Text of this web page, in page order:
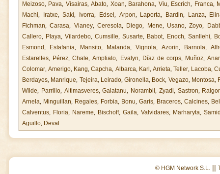
Meizoso, Pava, Visairas,Abato, Xoan, Barahona, Viu, Escrich, Franca,
Machi, Iratxe,Saki, Ivorra, Edsel , Arpon, Laporta, Bardin, Lanza,
Fichman,Carasa, Vianey,Ceresola, Diego, Mene, Usano,Zoyo,
Callero, Playa,Vilardebo,Cumsille,Susarte, Babot, Enoch, Sanllehi,
Esmond, Estafania, Mansito, Malanda, Vignola, Azorin, Barnola,
Estarelles, Pérez,Chale,Ampliato, Evalyn, Díaz de corps, Muñoz,
Colomar,Amerigo, Kang,Capcha, Albarca, Karl , Arrieta,Teller, Lacoba,
Berdayes, Manrique, Tejeira, Leirado, Gironella, Bock, Vegazo, Montosa,
Wilde, Parrillo, Altimasveres,Galatanu, Norambil , Zyadi, Sastron,
Arnela, Minguillan, Regales, Forbia, Bonu, Garis, Braceros, Calcines,
Calventus, Floria, Nareme, Bischoff, Gaila, Valvidares, Marharyta,
Aguillo, Deval
© HGM Network S.L. ||